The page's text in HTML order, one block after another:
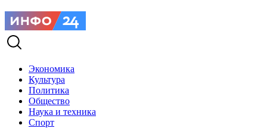
Экономика
Культура
Политика
Общество
Наука и техника
Спорт